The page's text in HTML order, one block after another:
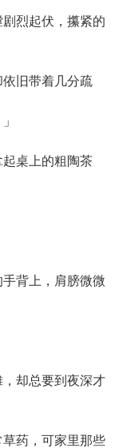
烈起伏，攥紧的
旧带着几分疏
桌上的粗陶茶
背上，肩膀微微
却总要到夜深才
药，可家里那些